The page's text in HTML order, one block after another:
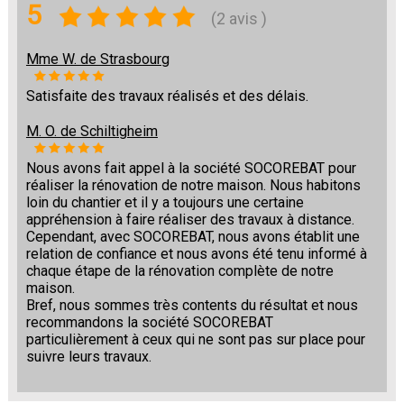
5 (2 avis )
Mme W. de Strasbourg
Satisfaite des travaux réalisés et des délais.
M. O. de Schiltigheim
Nous avons fait appel à la société SOCOREBAT pour
réaliser la rénovation de notre maison. Nous habitons
loin du chantier et il y a toujours une certaine
appréhension à faire réaliser des travaux à distance.
Cependant, avec SOCOREBAT, nous avons établit une
relation de confiance et nous avons été tenu informé à
chaque étape de la rénovation complète de notre
maison.
Bref, nous sommes très contents du résultat et nous
recommandons la société SOCOREBAT
particulièrement à ceux qui ne sont pas sur place pour
suivre leurs travaux.